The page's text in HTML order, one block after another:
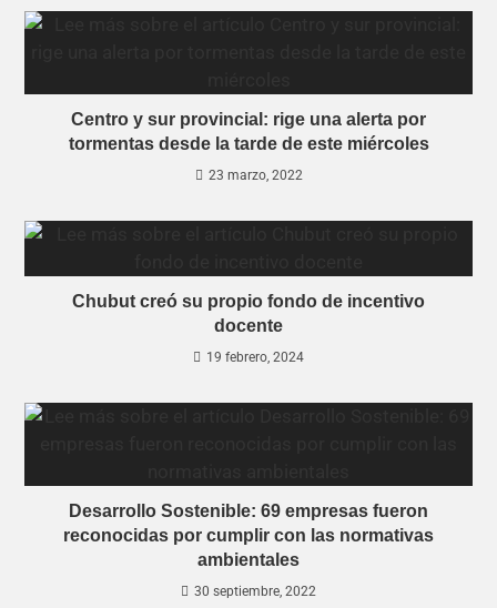
Centro y sur provincial: rige una alerta por
tormentas desde la tarde de este miércoles
23 marzo, 2022
Chubut creó su propio fondo de incentivo
docente
19 febrero, 2024
Desarrollo Sostenible: 69 empresas fueron
reconocidas por cumplir con las normativas
ambientales
30 septiembre, 2022